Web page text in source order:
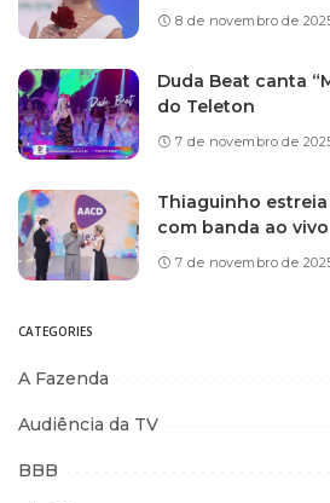
8 de novembro de
Duda Beat canta
do Teleton
7 de novembro de
Thiaguinho
com banda ao vivo
7 de novembro de
CATEGORIES
A Fazenda
Audiência da TV
BBB